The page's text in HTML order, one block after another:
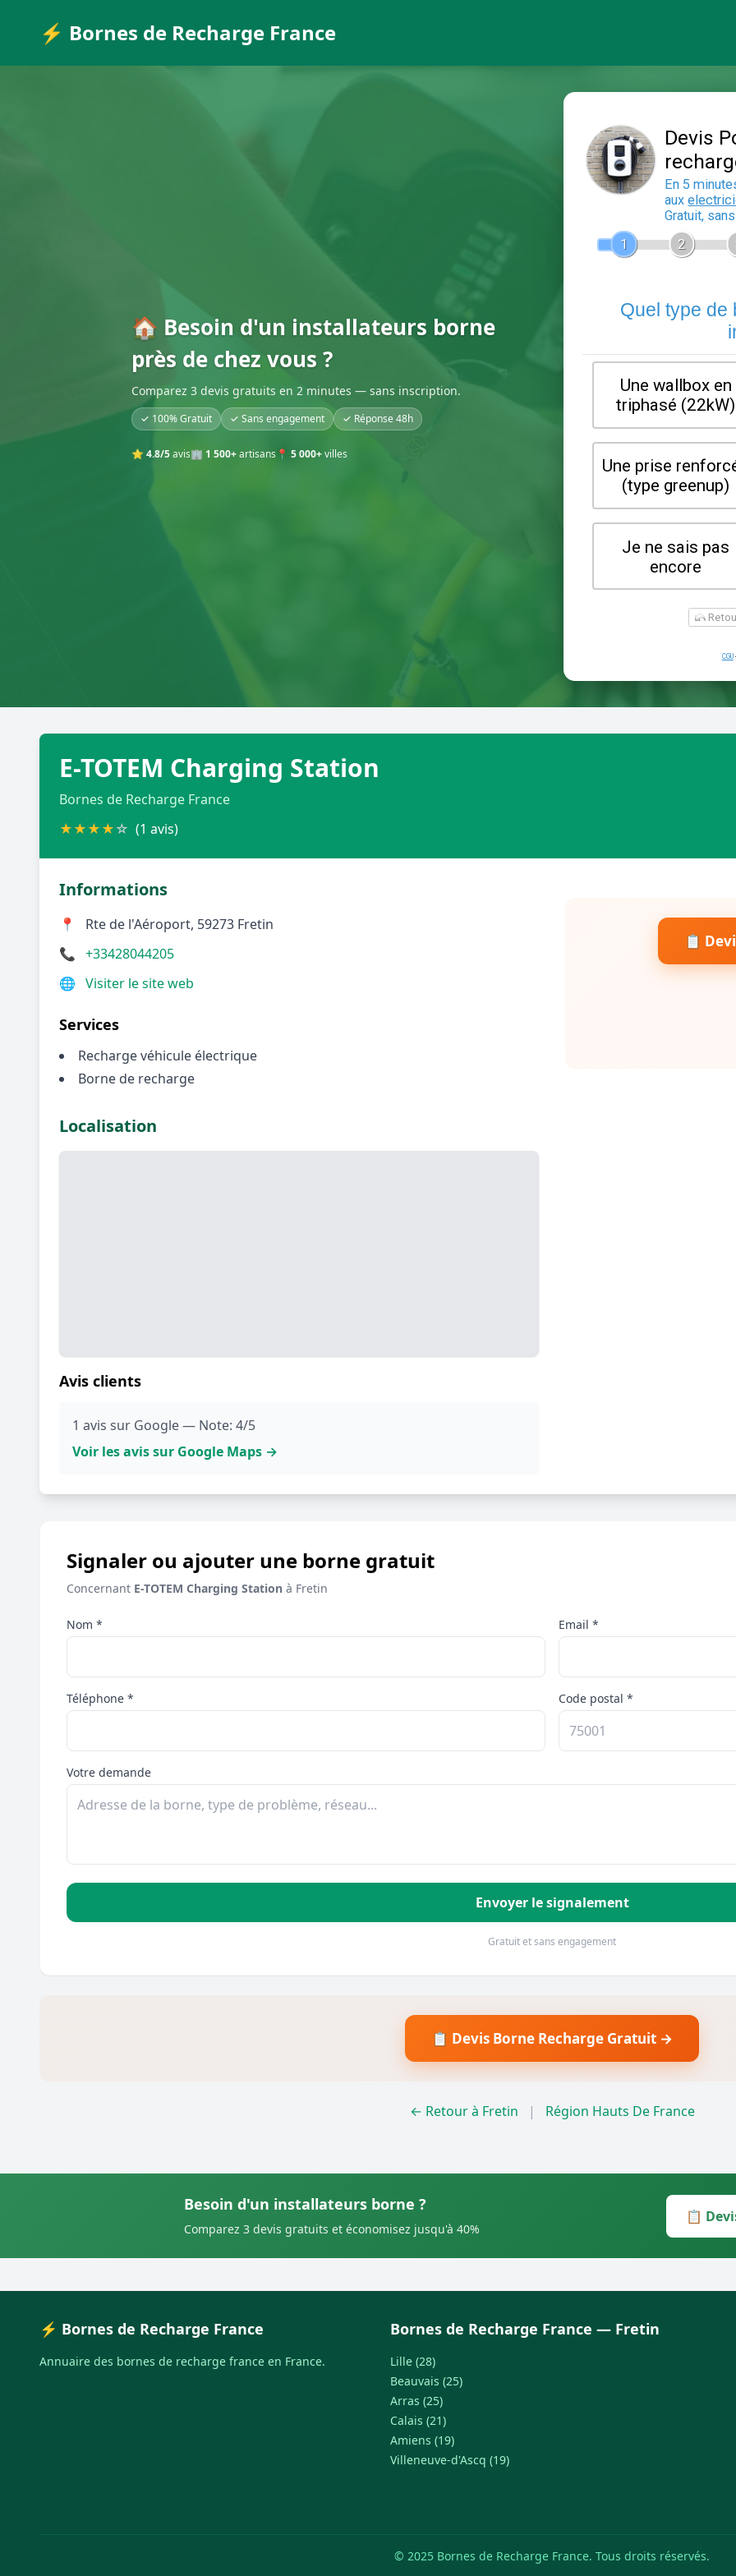
⚡ Bornes de Recharge France
🏠 Besoin d'un installateurs borne
près de chez vous ?
Comparez 3 devis gratuits en 2 minutes — sans inscription.
✓ 100% Gratuit ✓ Sans engagement ✓ Réponse 48h
⭐ 4.8/5avis🏢 1 500+artisans 📍 5 000+villes
E-TOTEM Charging Station
Bornes de Recharge France
★★★★☆ (1 avis)
Informations
📍
Rte de l'Aéroport, 59273 Fretin
📞 +33428044205
🌐 Visiter le site web
Services
Recharge véhicule électrique
Borne de recharge
📋
Localisation
Avis clients
1 avis sur Google — Note: 4/5
Voir les avis sur Google Maps →
Signaler ou ajouter une borne gratuit
Concernant E-TOTEM Charging Station à Fretin
Nom * Email *
Téléphone * Code postal *
Votre demande
Envoyer le signalement
Gratuit et sans engagement
📋 Devis Borne Recharge Gratuit →
← Retour à Fretin | Région Hauts De France
Besoin d'un installateurs borne ?
Comparez 3 devis gratuits et économisez jusqu'à 40%
📋
⚡ Bornes de Recharge France
Annuaire des bornes de recharge france en France.
Bornes de Recharge France — Fretin
Lille (28)
Beauvais (25)
Arras (25)
Calais (21)
Amiens (19)
Villeneuve-d'Ascq (19)
© 2025 Bornes de Recharge France. Tous droits réservés.